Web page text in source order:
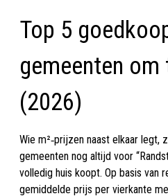
Top 5
gemeenten om
(2026)
Wie m²‑prijzen naast elkaar legt,
gemeenten nog altijd voor
volledig huis koopt. Op basis van
gemiddelde prijs per vierkante